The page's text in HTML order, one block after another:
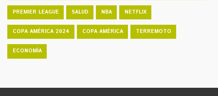
PREMIER LEAGUE SALUD NBA NETFLIX
COPA AMÉRICA 2024 COPA AMÉRICA TERREMOTO
ECONOMÍA